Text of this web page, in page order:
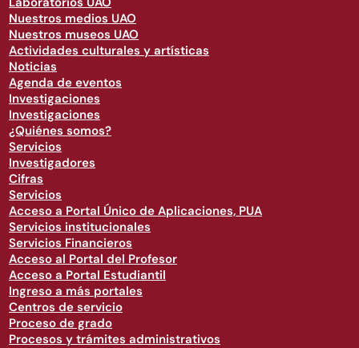
Nuestros medios UAO
Nuestros museos UAO
Actividades culturales y artísticas
Noticias
Agenda de eventos
Investigaciones
Investigaciones
¿Quiénes somos?
Servicios
Investigadores
Cifras
Servicios
Acceso a Portal Único de Aplicaciones, PUA
Servicios institucionales
Servicios Financieros
Acceso al Portal del Profesor
Acceso a Portal Estudiantil
Ingreso a más portales
Centros de servicio
Proceso de grado
Procesos y trámites administrativos